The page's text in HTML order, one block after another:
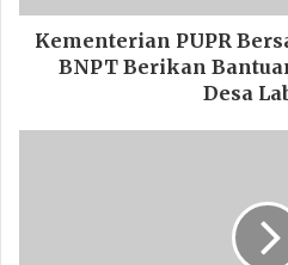
Kementerian PUPR
BNPT Berikan
Desa